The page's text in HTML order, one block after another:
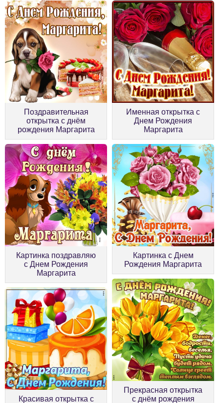
Поздравительная
открытка с днём
рождения Маргарита
Именная открытка с
Днем Рождения
Маргарита
Картинка поздравляю
с Днем Рождения
Маргарита
Картинка с Днем
Рождения Маргарита
Красивая открытка с
Прекрасная открытка
с днём рождения